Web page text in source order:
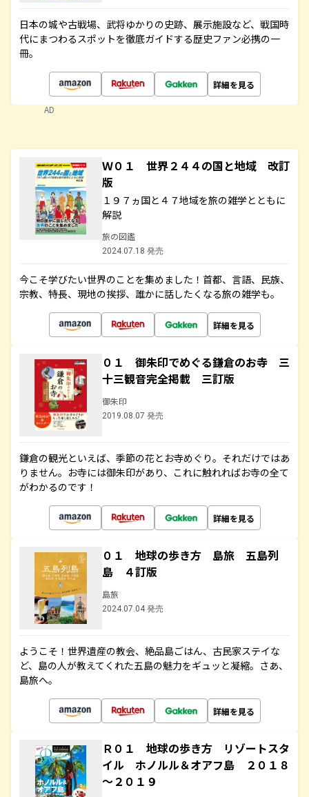
日本の城や古戦場、武将ゆかりの史跡、展示施設など、戦国時
代にまつわるスポットを徹底ガイドする歴史ファン必携の一
冊。
詳細を見る
AD
Ｗ０１ 世界２４４の国と地域 改訂
版
１９７ヵ国と４７地域を旅の雑学とともに
解説
旅の図鑑
2024.07.18 発売
今こそ学びたい世界のことを集めました！首都、言語、民族、
宗教、特長、現地の挨拶、誰かに話したくなる旅の雑学も。
詳細を見る
０１ 御朱印でめぐる鎌倉のお寺 三
十三観音完全掲載 三訂版
御朱印
2019.08.07 発売
鎌倉の観光といえば、季節の花とお寺めぐり。それだけではあ
りません。お寺には御朱印があり、これに触れればお寺の全て
がわかるのです！
詳細を見る
０１ 地球の歩き方 島旅 五島列
島 ４訂版
島旅
2024.07.04 発売
ようこそ！世界遺産の教会、絶品島ごはん、古民家ステイな
ど、島の人が教えてくれた五島の魅力をギュッと凝縮。さあ、
島旅へ。
詳細を見る
Ｒ０１ 地球の歩き方 リゾートスタ
イル ホノルル＆オアフ島 ２０１８
～２０１９